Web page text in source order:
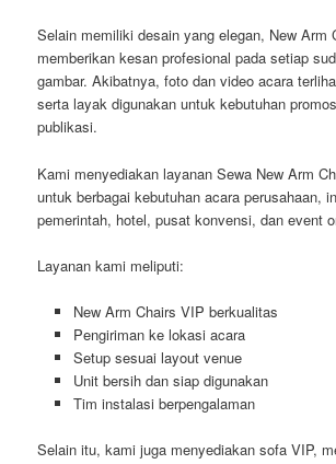
Selain memiliki desain yang elegan, New Arm
memberikan kesan profesional pada setiap
gambar. Akibatnya, foto dan video acara
serta layak digunakan untuk kebutuhan
publikasi.
Kami menyediakan layanan Sewa New Arm
untuk berbagai kebutuhan acara perusahaan,
pemerintah, hotel, pusat konvensi, dan event
Layanan kami meliputi:
New Arm Chairs VIP berkualitas
Pengiriman ke lokasi acara
Setup sesuai layout venue
Unit bersih dan siap digunakan
Tim instalasi berpengalaman
Selain itu, kami juga menyediakan sofa VIP,